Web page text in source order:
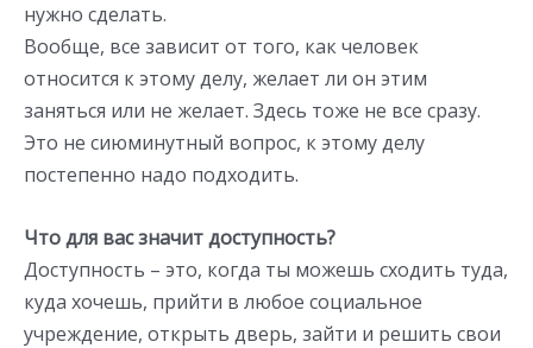
нужно сделать.
Вообще, все зависит от того, как человек
относится к этому делу, желает ли он этим
заняться или не желает. Здесь тоже не все сразу.
Это не сиюминутный вопрос, к этому делу
постепенно надо подходить.
Что для вас значит доступность?
Доступность – это, когда ты можешь сходить туда,
куда хочешь, прийти в любое социальное
учреждение, открыть дверь, зайти и решить свои